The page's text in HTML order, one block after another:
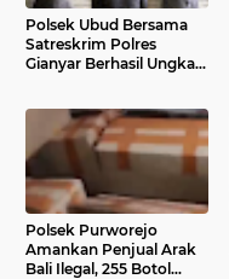
Polsek Ubud Bersama
Satreskrim Polres
Gianyar Berhasil Ungkap
Polsek Purworejo
Amankan Penjual Arak
Bali Ilegal, 255 Botol